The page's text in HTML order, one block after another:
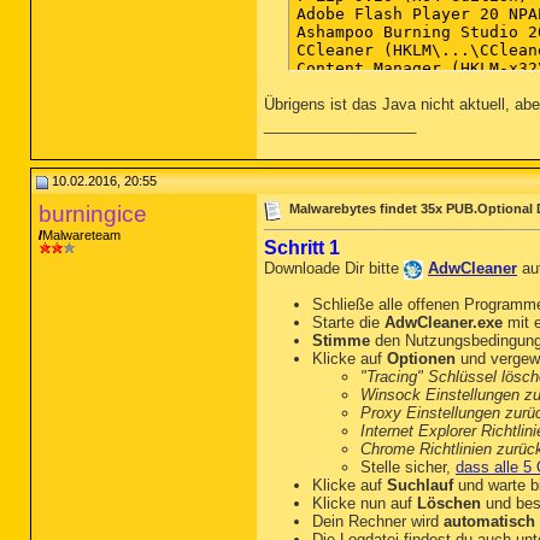
Adobe Flash Player 20
Ashampoo Burning Studio
CCleaner
Content Manager (HKLM-
HP Photosmart 5520
HPDiagnosticAlert (x32
Intel(R) Management
Intel(R) Processor
Intel(R) Rapid Storage
Java 8 Update 71 (HKLM-
Kaspersky Internet
Kaspersky Internet
Malwarebytes Anti-Malware
Übrigens ist das Java nicht aktuell,
10.02.2016, 20:55
burningice
Malwareteam
Malwarebytes findet 35x PUB.Optional
Schritt 1
Downloade Dir bitte AdwCleaner
Schließe alle offenen
Starte die AdwCleaner.exe mit
Stimme den
Klicke auf Optionen und
"Tracing" Schlüssel
Winsock Einstellungen
Proxy Einstellungen
Internet Explorer
Chrome Richtlinien
Stelle sicher, dass alle 5
Klicke auf Suchlaufund warte
Klicke nun auf Löschen und
Dein Rechner wird automatisch